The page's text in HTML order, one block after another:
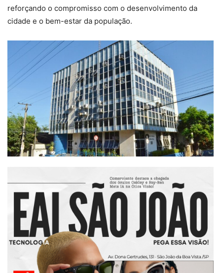
reforçando o compromisso com o desenvolvimento da
cidade e o bem-estar da população.